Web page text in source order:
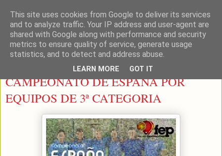
LEON PADEL
jueves, 26 de marzo de 2015
CAMPEONATO DE ESPAÑA POR
EQUIPOS DE 3ª CATEGORIA
This site uses cookies from Google to deliver its services
and to analyze traffic. Your IP address and user-agent are
shared with Google along with performance and security
metrics to ensure quality of service, generate usage
statistics, and to detect and address abuse.
LEARN MORE GOT IT